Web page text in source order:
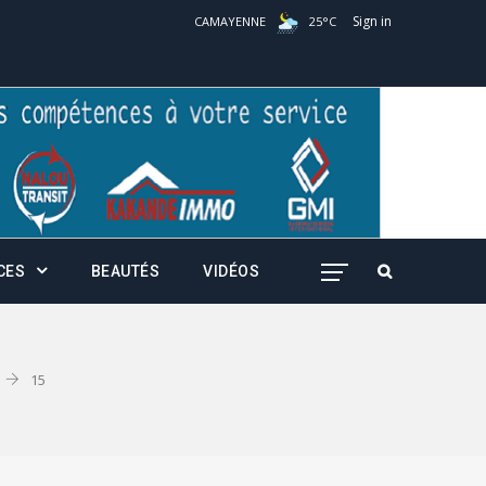
CAMAYENNE 25°C Sign in
BEAUTÉS VIDÉOS
15